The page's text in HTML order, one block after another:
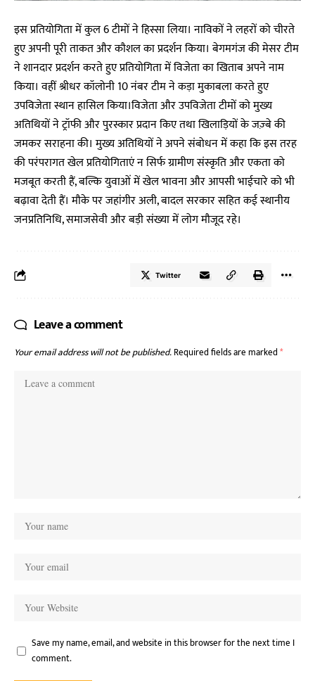
इस प्रतियोगिता में कुल 6 टीमों ने हिस्सा लिया। नाविकों ने लहरों को चीरते
हुए अपनी पूरी ताकत और कौशल का प्रदर्शन किया। बेगमगंज की मेसर टीम
ने शानदार प्रदर्शन करते हुए प्रतियोगिता में विजेता का खिताब अपने नाम
किया। वहीं श्रीधर कॉलोनी 10 नंबर टीम ने कड़ा मुकाबला करते हुए
उपविजेता स्थान हासिल किया।विजेता और उपविजेता टीमों को मुख्य
अतिथियों ने ट्रॉफी और पुरस्कार प्रदान किए तथा खिलाड़ियों के जज़्बे की
जमकर सराहना की। मुख्य अतिथियों ने अपने संबोधन में कहा कि इस तरह
की परंपरागत खेल प्रतियोगिताएं न सिर्फ ग्रामीण संस्कृति और एकता को
मजबूत करती हैं, बल्कि युवाओं में खेल भावना और आपसी भाईचारे को भी
बढ़ावा देती हैं। मौके पर जहांगीर अली, बादल सरकार सहित कई स्थानीय
जनप्रतिनिधि, समाजसेवी और बड़ी संख्या में लोग मौजूद रहे।
Twitter
Leave a comment
Your email address will not be published.Required fields are marked*
Save my name, email, and website in this browser for the next time I
comment.